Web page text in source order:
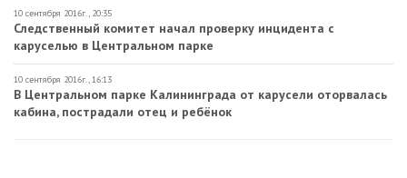
10 сентября 2016г., 20:35
Следственный комитет начал проверку инцидента с
каруселью в Центральном парке
10 сентября 2016г., 16:13
В Центральном парке Калининграда от карусели оторвалась
кабина, пострадали отец и ребёнок